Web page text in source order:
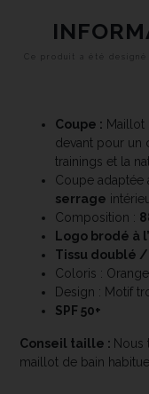
Ce produit a été designé
Coupe : Maillot
devant pour un
trainings et la
Coupe
serrage
Composition :
Logo brodé à
Tissu doublé
Coloris :
Design : Motif
SPF 50+
Conseil taille : Nous
maillot de bain